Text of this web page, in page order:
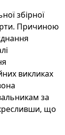
збірної
Причиною
викликах
за
що